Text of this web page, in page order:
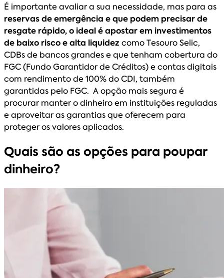
É importante avaliar a sua necessidade, mas para as
reservas de emergência e que podem precisar de
resgate rápido, o ideal é apostar em investimentos
de baixo risco e alta liquidez como Tesouro Selic,
CDBs de bancos grandes e que tenham cobertura do
FGC (Fundo Garantidor de Créditos) e contas digitais
com rendimento de 100% do CDI, também
garantidas pelo FGC. A opção mais segura é
procurar manter o dinheiro em instituições reguladas
e aproveitar as garantias que oferecem para
proteger os valores aplicados.
Quais são as opções para poupar
dinheiro?